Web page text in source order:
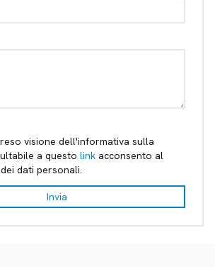
visione dell'informativa sulla
a questo link acconsento al
dati personali.
Invia